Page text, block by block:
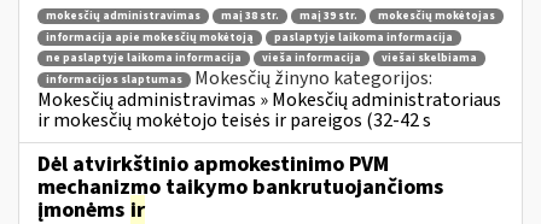
mokesčių administravimas maį 38 str. maį 39 str.
mokesčių mokėtojas
informacija apie mokesčių mokėtoją
paslaptyje laikoma informacija
ne paslaptyje laikoma informacija
vieša informacija
viešai skelbiama
informacijos slaptumas
Mokesčių žinyno kategorijos:
Mokesčių administravimas » Mokesčių administratoriaus
ir mokesčių mokėtojo teisės ir pareigos (32-42 s
Dėl atvirkštinio apmokestinimo PVM
mechanizmo taikymo bankrutuojančioms
įmonėms ir